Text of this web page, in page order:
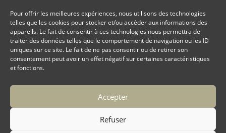
Pour offrir les meilleures expériences, nous utilisons des technologies
telles que les cookies pour stocker et/ou accéder aux informations des
appareils. Le fait de consentir à ces technologies nous permettra de
traiter des données telles que le comportement de navigation ou les ID
uniques sur ce site. Le fait de ne pas consentir ou de retirer son
consentement peut avoir un effet négatif sur certaines caractéristiques
et fonctions.
Accepter
Refuser
contact@bruyerre.eu
+32 (0)71 23 23 80
Copyright 2022 Bruyerre Chocolates
Politique de cookies (UE)